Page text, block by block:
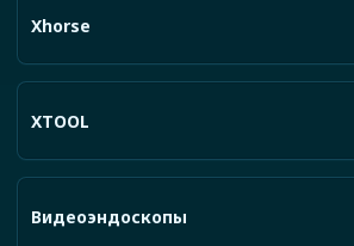
Xhorse
XTOOL
Видеоэндоскопы